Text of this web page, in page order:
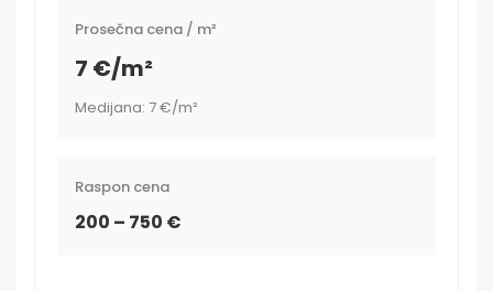
Prosečna cena / m²
7 €/m²
Medijana: 7 €/m²
Raspon cena
200 – 750 €